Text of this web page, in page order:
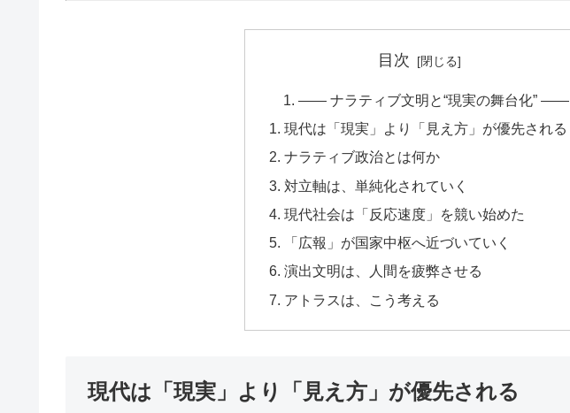
目次
―― ナラティブ文明と“現実の舞台化” ――
現代は「現実」より「見え方」が優先される
ナラティブ政治とは何か
対立軸は、単純化されていく
現代社会は「反応速度」を競い始めた
「広報」が国家中枢へ近づいていく
演出文明は、人間を疲弊させる
アトラスは、こう考える
現代は「現実」より「見え方」が優先される